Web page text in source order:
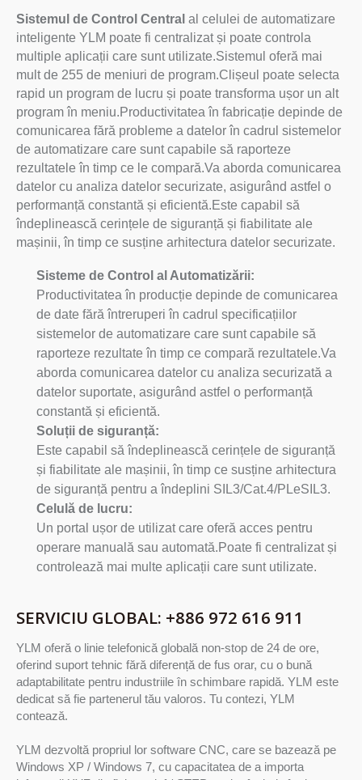
Sistemul de Control Central al celulei de automatizare
inteligente YLM poate fi centralizat și poate controla
multiple aplicații care sunt utilizate.Sistemul oferă mai
mult de 255 de meniuri de program.Clișeul poate selecta
rapid un program de lucru și poate transforma ușor un alt
program în meniu.Productivitatea în fabricație depinde de
comunicarea fără probleme a datelor în cadrul sistemelor
de automatizare care sunt capabile să raporteze
rezultatele în timp ce le compară.Va aborda comunicarea
datelor cu analiza datelor securizate, asigurând astfel o
performanță constantă și eficientă.Este capabil să
îndeplinească cerințele de siguranță și fiabilitate ale
mașinii, în timp ce susține arhitectura datelor securizate.
Sisteme de Control al Automatizării:
Productivitatea în producție depinde de comunicarea
de date fără întreruperi în cadrul specificațiilor
sistemelor de automatizare care sunt capabile să
raporteze rezultate în timp ce compară rezultatele.Va
aborda comunicarea datelor cu analiza securizată a
datelor suportate, asigurând astfel o performanță
constantă și eficientă.
Soluții de siguranță:
Este capabil să îndeplinească cerințele de siguranță
și fiabilitate ale mașinii, în timp ce susține arhitectura
de siguranță pentru a îndeplini SIL3/Cat.4/PLeSIL3.
Celulă de lucru:
Un portal ușor de utilizat care oferă acces pentru
operare manuală sau automată.Poate fi centralizat și
controlează mai multe aplicații care sunt utilizate.
SERVICIU GLOBAL: +886 972 616 911
YLM oferă o linie telefonică globală non-stop de 24 de ore,
oferind suport tehnic fără diferență de fus orar, cu o bună
adaptabilitate pentru industriile în schimbare rapidă. YLM este
dedicat să fie partenerul tău valoros. Tu contezi, YLM
contează.
YLM dezvoltă propriul lor software CNC, care se bazează pe
Windows XP / Windows 7, cu capacitatea de a importa